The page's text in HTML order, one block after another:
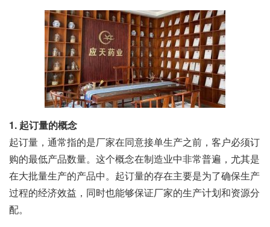
1. 起订量的概念
起订量，通常指的是厂家在同意接单生产之前，客户必须订
购的最低产品数量。这个概念在制造业中非常普遍，尤其是
在大批量生产的产品中。起订量的存在主要是为了确保生产
过程的经济效益，同时也能够保证厂家的生产计划和资源分
配。